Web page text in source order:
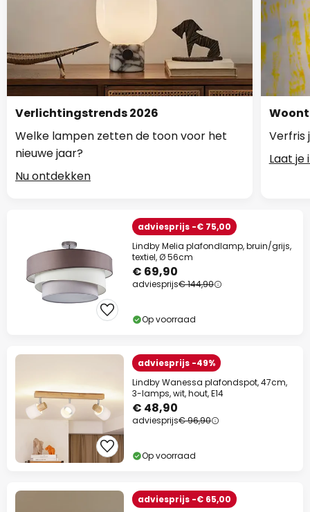
Verlichtingstrends 2026
Welke lampen zetten de toon voor het
nieuwe jaar?
Nu ontdekken
Verfris
Laat je
adviesprijs -€ 75,00
Lindby Melia plafondlamp, bruin/grijs,
textiel, Ø 56cm
€ 69,90
adviesprijs€ 144,90
Op voorraad
adviesprijs -49%
Lindby Wanessa plafondspot, 47cm,
3-lamps, wit, hout, E14
€ 48,90
adviesprijs€ 96,90
Op voorraad
adviesprijs -€ 65,00